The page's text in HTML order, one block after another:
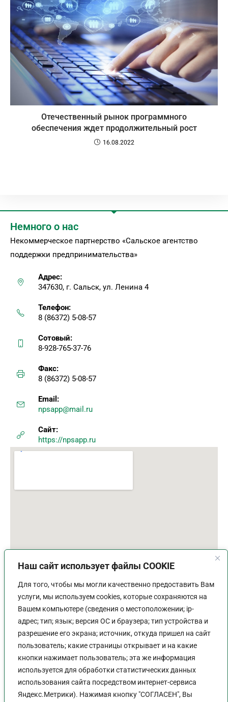
Наш сайт использует файлы COOKIE
Для того, чтобы мы могли качественно предоставить Вам
услуги, мы используем cookies, которые сохраняются на
Вашем компьютере (сведения о местоположении; ip-
адрес; тип; язык; версия ОС и браузера; тип устройства и
разрешение его экрана; источник, откуда пришел на сайт
пользователь; какие страницы открывает и на какие
кнопки нажимает пользователь; эта же информация
используется для обработки статистических данных
использования сайта посредством интернет-сервиса
Яндекс.Метрики). Нажимая кнопку "СОГЛАСЕН", Вы
Отечественный рынок программного
обеспечения ждет продолжительный рост
16.08.2022
Немного о нас
Некоммерческое партнерство «Сальское агентство
поддержки предпринимательства»
Адрес:
347630, г. Сальск, ул. Ленина 4
Телефон:
8 (86372) 5-08-57
Сотовый:
8-928-765-37-76
Факс:
8 (86372) 5-08-57
Email:
npsapp@mail.ru
Сайт:
https://npsapp.ru
График работы
Пн-Пт:9:00 - 18:00
Перерыв:13:00 - 14:00
Выходной:Сб - Вс